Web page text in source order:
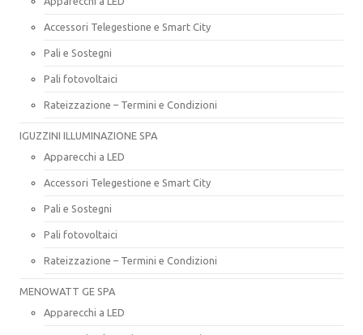
Accessori Telegestione e Smart City
Pali e Sostegni
Pali fotovoltaici
Rateizzazione – Termini e Condizioni
IGUZZINI ILLUMINAZIONE SPA
Apparecchi a LED
Accessori Telegestione e Smart City
Pali e Sostegni
Pali fotovoltaici
Rateizzazione – Termini e Condizioni
MENOWATT GE SPA
Apparecchi a LED